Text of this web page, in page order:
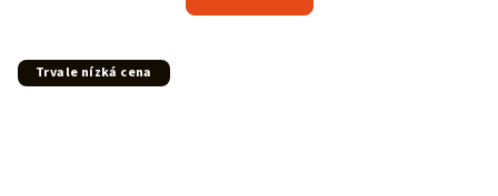
Trvale nízká cena